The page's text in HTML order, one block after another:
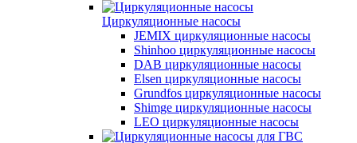
Циркуляционные насосы
JEMIX циркуляционные насосы
Shinhoo циркуляционные насосы
DAB циркуляционные насосы
Elsen циркуляционные насосы
Grundfos циркуляционные насосы
Shimge циркуляционные насосы
LEO циркуляционные насосы